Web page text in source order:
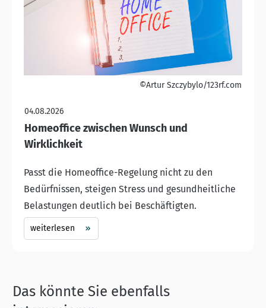
©Artur Szczybylo/123rf.com
04.08.2026
Homeoffice zwischen Wunsch und
Wirklichkeit
Passt die Homeoffice-Regelung nicht zu den
Bedürfnissen, steigen Stress und gesundheitliche
Belastungen deutlich bei Beschäftigten.
weiterlesen
Das könnte Sie ebenfalls